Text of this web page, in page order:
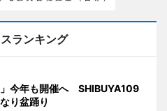
ランキング
」今年も開催へ SHIBUYA109
り盆踊り